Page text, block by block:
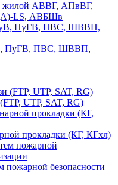
жилой АВВГ, АПвВГ,
LS, АВБШв
ПуГВ, ПВС, ШВВП,
UTP, SAT, RG)
прокладки (КГ, КГхл)
безопасности